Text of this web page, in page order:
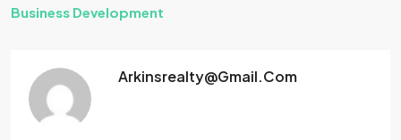
Business Development
Arkinsrealty@gmail.com